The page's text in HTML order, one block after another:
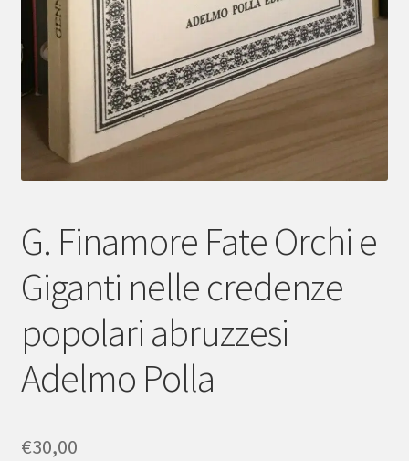
G. Finamore Fate Orchi e
Giganti nelle credenze
popolari abruzzesi
Adelmo Polla
€30,00